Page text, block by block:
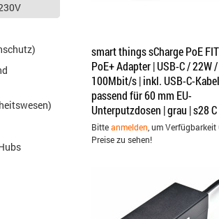
smart things sCharge PoE
PoE+ Adapter | USB-C / 22W
100Mbit/s | inkl. USB-C-
passend für 60 mm EU-
Unterputzdosen | grau | s28 C
Bitteanmelden , um
Preise zu sehen!